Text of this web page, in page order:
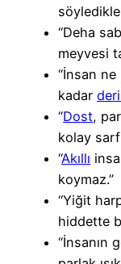
“Deha
meyvesi
“İnsan
kadar
“Dost,
kolay sarf
“Akıllı
koymaz.”
“Yiğit
hiddette
“İnsanın